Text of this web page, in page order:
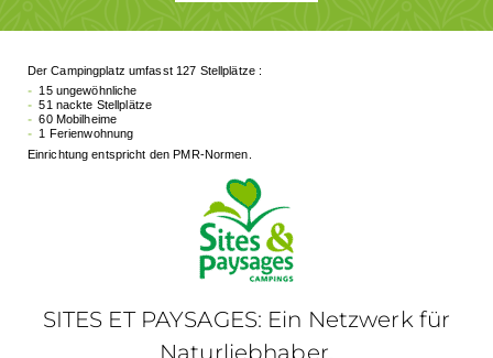
Der Campingplatz umfasst 127 Stellplätze :
15 ungewöhnliche
51 nackte Stellplätze
60 Mobilheime
1 Ferienwohnung
Einrichtung entspricht den PMR-Normen.
SITES ET PAYSAGES: Ein Netzwerk für
Naturliebhaber.